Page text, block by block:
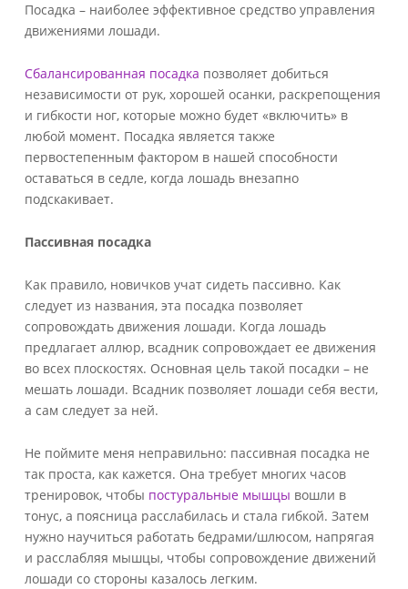
Посадка – наиболее эффективное средство управления
движениями лошади.
Сбалансированная посадка позволяет добиться
независимости от рук, хорошей осанки, раскрепощения
и гибкости ног, которые можно будет «включить» в
любой момент. Посадка является также
первостепенным фактором в нашей способности
оставаться в седле, когда лошадь внезапно
подскакивает.
Пассивная посадка
Как правило, новичков учат сидеть пассивно. Как
следует из названия, эта посадка позволяет
сопровождать движения лошади. Когда лошадь
предлагает аллюр, всадник сопровождает ее движения
во всех плоскостях. Основная цель такой посадки – не
мешать лошади. Всадник позволяет лошади себя вести,
а сам следует за ней.
Не поймите меня неправильно: пассивная посадка не
так проста, как кажется. Она требует многих часов
тренировок, чтобы постуральные мышцы вошли в
тонус, а поясница расслабилась и стала гибкой. Затем
нужно научиться работать бедрами/шлюсом, напрягая
и расслабляя мышцы, чтобы сопровождение движений
лошади со стороны казалось легким.